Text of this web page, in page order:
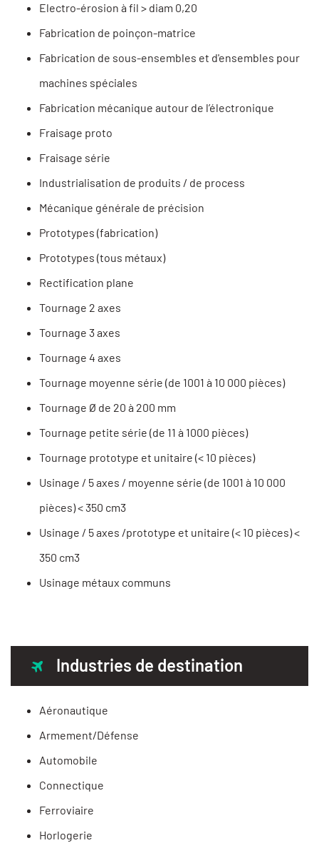
Electro-érosion à fil > diam 0,20
Fabrication de poinçon-matrice
Fabrication de sous-ensembles et d'ensembles pour
machines spéciales
Fabrication mécanique autour de l’électronique
Fraisage proto
Fraisage série
Industrialisation de produits / de process
Mécanique générale de précision
Prototypes (fabrication)
Prototypes (tous métaux)
Rectification plane
Tournage 2 axes
Tournage 3 axes
Tournage 4 axes
Tournage moyenne série (de 1001 à 10 000 pièces)
Tournage Ø de 20 à 200 mm
Tournage petite série (de 11 à 1000 pièces)
Tournage prototype et unitaire (< 10 pièces)
Usinage / 5 axes / moyenne série (de 1001 à 10 000
pièces) < 350 cm3
Usinage / 5 axes /prototype et unitaire (< 10 pièces) <
350 cm3
Usinage métaux communs
Industries de destination
Aéronautique
Armement/Défense
Automobile
Connectique
Ferroviaire
Horlogerie